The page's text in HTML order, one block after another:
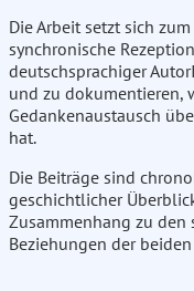
Die Arbeit setzt sich
synchronische
deutschsprachiger
und zu dokumentieren,
Gedankenaustausch
hat.
Die Beiträge sind
geschichtlicher
Zusammenhang zu
Beziehungen der